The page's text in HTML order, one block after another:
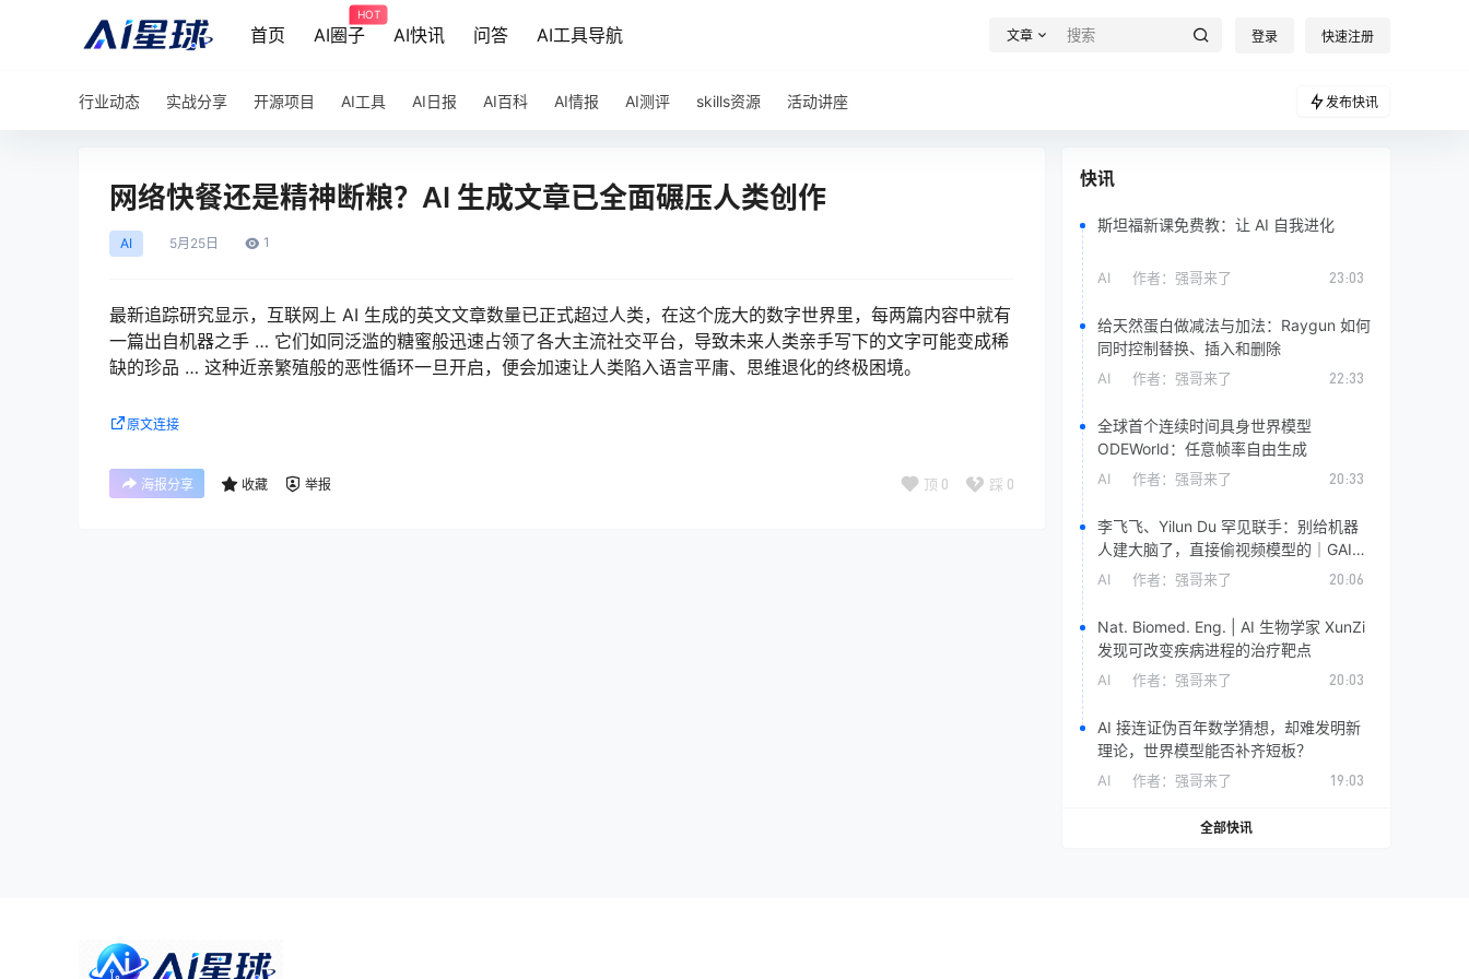
首页 AI圈子
HOT
AI快讯 问答 AI工具导航 文章 登录 快速注册
行业动态 实战分享 开源项目 AI工具 AI日报 AI百科 AI情报 AI测评 skills资源 活动讲座 发布快讯
​网络快餐还是精神断粮？AI 生成文章已全面碾压人类创作
AI 5月 25日 1
最新追踪研究显示，互联网上 AI 生成的英文文章数量已正式超过人类，在这个庞大的数字世界里，每两篇内容中就有
一篇出自机器之手 … 它们如同泛滥的糖蜜般迅速占领了各大主流社交平台，导致未来人类亲手写下的文字可能变成稀
缺的珍品 … 这种近亲繁殖般的恶性循环一旦开启，便会加速让人类陷入语言平庸、思维退化的终极困境。
原文连接
海报分享 收藏 举报 顶 0 踩 0
快讯
斯坦福新课免费教：让 AI 自我进化
AI 作者： 强哥来了 23:03
给天然蛋白做减法与加法：Raygun 如何
同时控制替换、插入和删除
AI 作者： 强哥来了 22:33
全球首个连续时间具身世界模型
ODEWorld：任意帧率自由生成
AI 作者： 强哥来了 20:33
李飞飞、Yilun Du 罕见联手：别给机器
人建大脑了，直接偷视频模型的｜GAIR
Paper 115
AI 作者： 强哥来了 20:06
Nat. Biomed. Eng. | AI 生物学家 XunZi
发现可改变疾病进程的治疗靶点
AI 作者： 强哥来了 20:03
AI 接连证伪百年数学猜想，却难发明新
理论，世界模型能否补齐短板？
AI 作者： 强哥来了 19:03
全部快讯